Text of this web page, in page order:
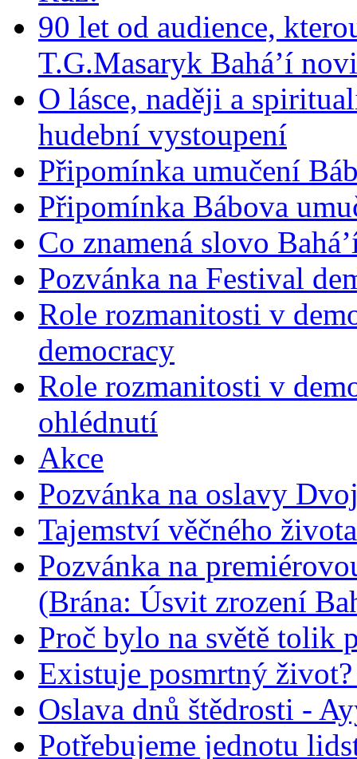
90 let od audience,
T.G.Masaryk Bahá’í
O lásce, naději a
hudební vystoupení
Připomínka umučení
Připomínka Bábova
Co znamená slovo
Pozvánka na Festival
Role rozmanitosti v
democracy
Role rozmanitosti v
ohlédnutí
Akce
Pozvánka na oslavy
Tajemství věčného života
Pozvánka na
(Brána: Úsvit zrození
Proč bylo na světě tolik
Existuje posmrtný
Oslava dnů štědrosti -
Potřebujeme jednotu